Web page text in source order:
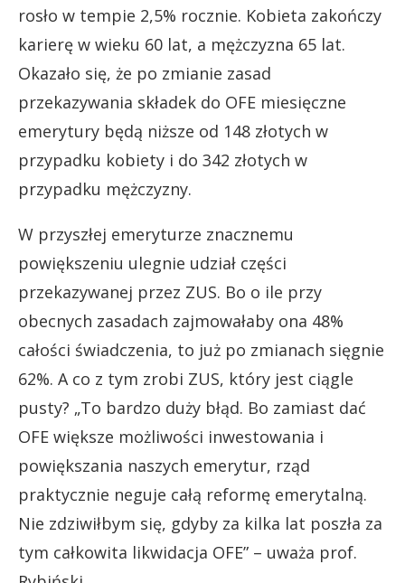
rosło w tempie 2,5% rocznie. Kobieta zakończy
karierę w wieku 60 lat, a mężczyzna 65 lat.
Okazało się, że po zmianie zasad
przekazywania składek do OFE miesięczne
emerytury będą niższe od 148 złotych w
przypadku kobiety i do 342 złotych w
przypadku mężczyzny.
W przyszłej emeryturze znacznemu
powiększeniu ulegnie udział części
przekazywanej przez ZUS. Bo o ile przy
obecnych zasadach zajmowałaby ona 48%
całości świadczenia, to już po zmianach sięgnie
62%. A co z tym zrobi ZUS, który jest ciągle
pusty? „To bardzo duży błąd. Bo zamiast dać
OFE większe możliwości inwestowania i
powiększania naszych emerytur, rząd
praktycznie neguje całą reformę emerytalną.
Nie zdziwiłbym się, gdyby za kilka lat poszła za
tym całkowita likwidacja OFE” – uważa prof.